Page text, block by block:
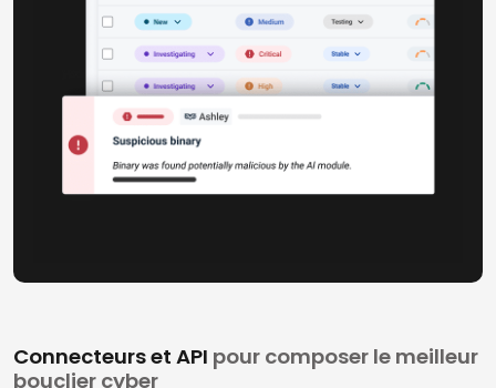
Connecteurs et API pour composer le meilleur
bouclier cyber